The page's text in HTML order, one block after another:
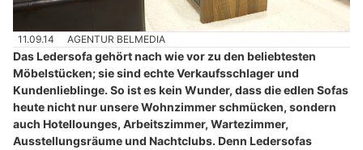
11.09.14 AGENTUR BELMEDIA
Das Ledersofa gehört nach wie vor zu den beliebtesten
Möbelstücken; sie sind echte Verkaufsschlager und
Kundenlieblinge. So ist es kein Wunder, dass die edlen Sofas
heute nicht nur unsere Wohnzimmer schmücken, sondern
auch Hotellounges, Arbeitszimmer, Wartezimmer,
Ausstellungsräume und Nachtclubs. Denn Ledersofas